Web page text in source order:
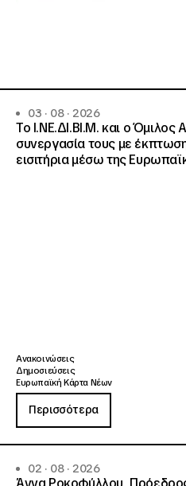
03 · 08 · 2026
Το Ι.ΝΕ.ΔΙ.ΒΙ.Μ. και o Όμιλος
συνεργασία τους με
εισιτήρια μέσω της
Ανακοινώσεις
Δημοσιεύσεις
Ευρωπαϊκή Κάρτα Νέων
Περισσότερα
02 · 08 · 2026